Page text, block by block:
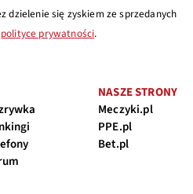
dzielenie się zyskiem ze sprzedanych
polityce prywatności.
NASZE STRONY
Meczyki.pl
PPE.pl
Bet.pl